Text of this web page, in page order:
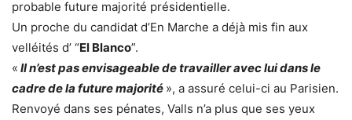
probable future majorité présidentielle.
Un proche du candidat d’En Marche a déjà mis fin aux
velléités d’ “El Blanco”.
« Il n’est pas envisageable de travailler avec lui dans le
cadre de la future majorité », a assuré celui-ci au Parisien.
Renvoyé dans ses pénates, Valls n’a plus que ses yeux